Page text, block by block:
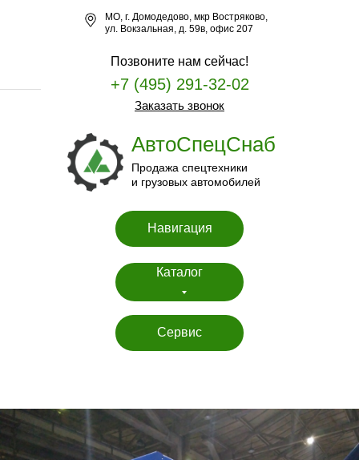
Продажа спецтехники
и грузовых автомобилей
АвтоСпецСнаб
МО, г. Домодедово, мкр Востряково,
ул. Вокзальная, д. 59в, офис 207
Сервис
Навигация
Каталог
Позвоните нам сейчас!
+7 (495) 291-32-02
Заказать звонок